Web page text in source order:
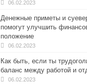
06.02.2023
Денежные приметы и
помогут улучшить
положение
06.02.2023
Как быть, если ты
баланс между работой и
06.02.2023